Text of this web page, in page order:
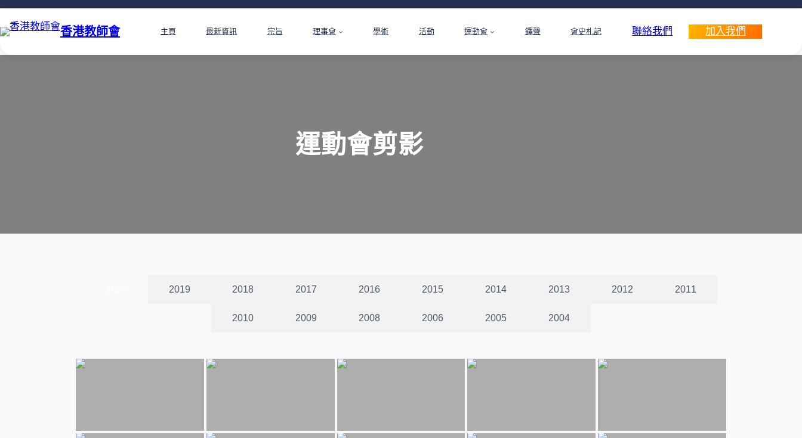
香港教師會 主頁 最新資訊 宗旨 理事會 學術 活動 運動會 鐸聲 會史札記 聯絡我們 加入我們
運動會剪影
2019 2018 2017 2016 2015 2014 2013 2012 2011
2010 2009 2008 2006 2005 2004